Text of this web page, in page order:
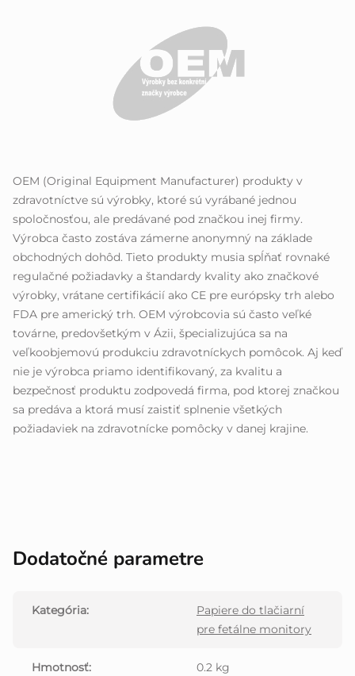
OEM (Original Equipment Manufacturer) produkty v
zdravotníctve sú výrobky, ktoré sú vyrábané jednou
spoločnosťou, ale predávané pod značkou inej firmy.
Výrobca často zostáva zámerne anonymný na základe
obchodných dohôd. Tieto produkty musia spĺňať rovnaké
regulačné požiadavky a štandardy kvality ako značkové
výrobky, vrátane certifikácií ako CE pre európsky trh alebo
FDA pre americký trh. OEM výrobcovia sú často veľké
továrne, predovšetkým v Ázii, špecializujúca sa na
veľkoobjemovú produkciu zdravotníckych pomôcok. Aj keď
nie je výrobca priamo identifikovaný, za kvalitu a
bezpečnosť produktu zodpovedá firma, pod ktorej značkou
sa predáva a ktorá musí zaistiť splnenie všetkých
požiadaviek na zdravotnícke pomôcky v danej krajine.
Dodatočné parametre
Kategória:
Papiere do tlačiarní
pre fetálne monitory
Hmotnosť: 0.2 kg